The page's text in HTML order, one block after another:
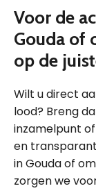
Voor de
Gouda of
op de
Wilt u direct
lood? Breng
inzamelpunt
en
in Gouda of
zorgen we